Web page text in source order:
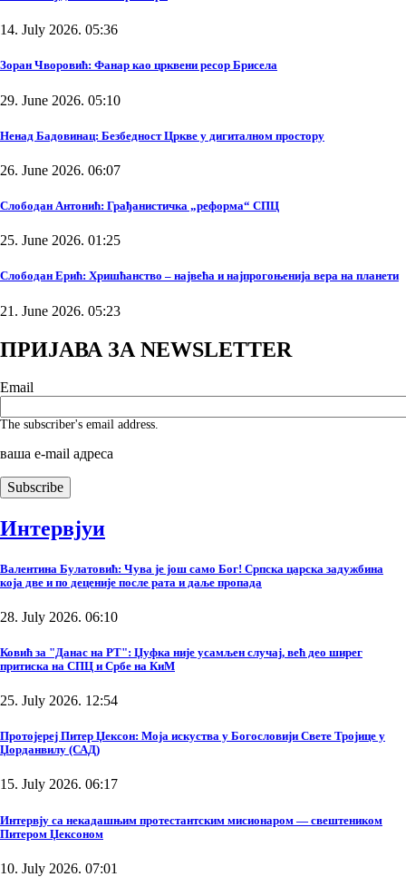
14. July 2026. 05:36
Зоран Чворовић: Фанар као црквени ресор Брисела
29. June 2026. 05:10
Ненад Бадовинац: Безбедност Цркве у дигиталном простору
26. June 2026. 06:07
Слободан Антонић: Грађанистичка „реформа“ СПЦ
25. June 2026. 01:25
Слободан Ерић: Хришћанство – највећа и најпрогоњенија вера на планети
21. June 2026. 05:23
ПРИЈАВА ЗА NEWSLETTER
Email
The subscriber's email address.
ваша е-mail адреса
Интервјуи
Валентина Булатовић: Чува је још само Бог! Српска царска задужбина
која две и по деценије после рата и даље пропада
28. July 2026. 06:10
Ковић за "Данас на РТ": Џуфка није усамљен случај, већ део ширег
притиска на СПЦ и Србе на КиМ
25. July 2026. 12:54
Протојереј Питер Џексон: Моја искуства у Богословији Свете Тројице у
Џорданвилу (САД)
15. July 2026. 06:17
Интервју са некадашњим протестантским мисионаром — свештеником
Питером Џексоном
10. July 2026. 07:01